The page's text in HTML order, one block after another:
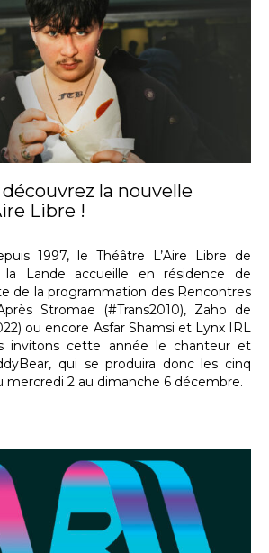
la nouvelle
Libre !
1997, le Théâtre L’Aire Libre de
la Lande accueille en résidence de
de la programmation des Rencontres
Stromae (#Trans2010), Zaho de
ou encore Asfar Shamsi et Lynx IRL
invitons cette année le chanteur et
qui se produira donc les cinq
mercredi 2 au dimanche 6 décembre.